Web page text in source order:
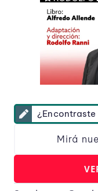
¿Encontraste
Mirá